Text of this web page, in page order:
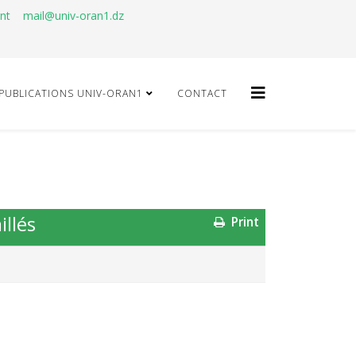
mail@univ-oran1.dz
PUBLICATIONS UNIV-ORAN1 CONTACT
Print